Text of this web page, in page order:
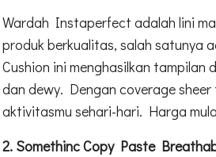
Wardah Instaperfect adalah lini
produk berkualitas, salah satunya
Cushion ini menghasilkan
dan dewy. Dengan coverage
aktivitasmu sehari-hari. Harga
2. Somethinc Copy Paste